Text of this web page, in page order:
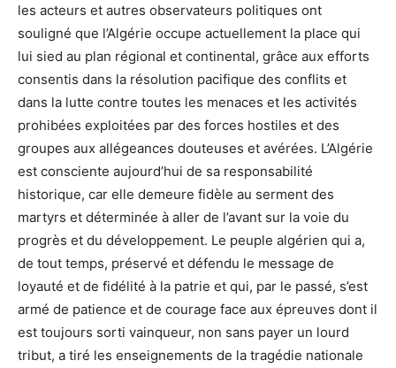
les acteurs et autres observateurs politiques ont
souligné que l’Algérie occupe actuellement la place qui
lui sied au plan régional et continental, grâce aux efforts
consentis dans la résolution pacifique des conflits et
dans la lutte contre toutes les menaces et les activités
prohibées exploitées par des forces hostiles et des
groupes aux allégeances douteuses et avérées. L’Algérie
est consciente aujourd’hui de sa responsabilité
historique, car elle demeure fidèle au serment des
martyrs et déterminée à aller de l’avant sur la voie du
progrès et du développement. Le peuple algérien qui a,
de tout temps, préservé et défendu le message de
loyauté et de fidélité à la patrie et qui, par le passé, s’est
armé de patience et de courage face aux épreuves dont il
est toujours sorti vainqueur, non sans payer un lourd
tribut, a tiré les enseignements de la tragédie nationale